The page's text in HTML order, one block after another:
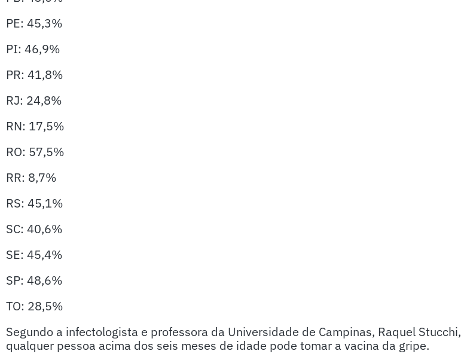
PE: 45,3%
PI: 46,9%
PR: 41,8%
RJ: 24,8%
RN: 17,5%
RO: 57,5%
RR: 8,7%
RS: 45,1%
SC: 40,6%
SE: 45,4%
SP: 48,6%
TO: 28,5%
Segundo a infectologista e professora da Universidade de Campinas, Raquel Stucchi,
qualquer pessoa acima dos seis meses de idade pode tomar a vacina da gripe.